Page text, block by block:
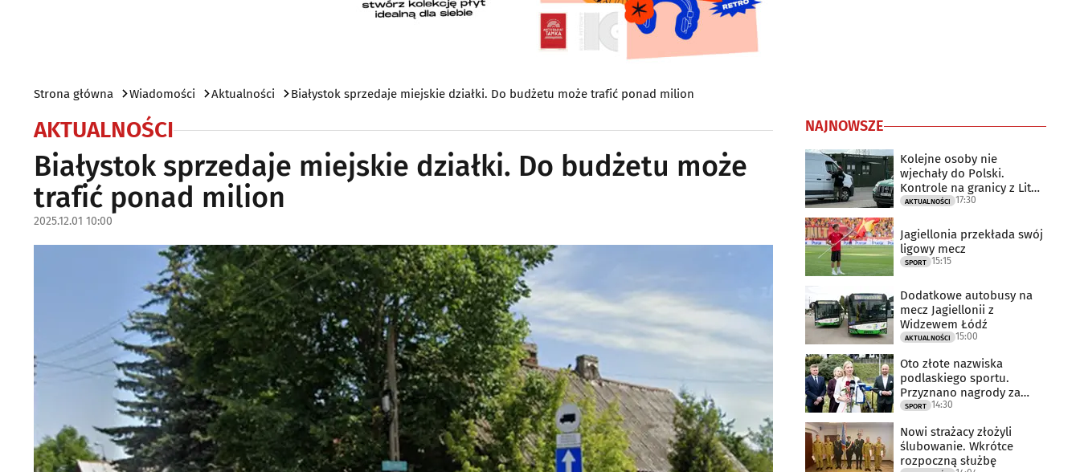
Strona główna Wiadomości Aktualności Białystok sprzedaje miejskie działki. Do budżetu może trafić ponad milion
AKTUALNOŚCI
Białystok sprzedaje miejskie działki. Do budżetu może
trafić ponad milion
2025.12.01 10:00
NAJNOWSZE
Kolejne osoby nie
wjechały do Polski.
Kontrole na granicy z Litwą
trwają
AKTUALNOŚCI 17:30
Jagiellonia przekłada swój
ligowy mecz
SPORT 15:15
Dodatkowe autobusy na
mecz Jagiellonii z
Widzewem Łódź
AKTUALNOŚCI 15:00
Oto złote nazwiska
podlaskiego sportu.
Przyznano nagrody za
2025 rok
SPORT 14:30
Nowi strażacy złożyli
ślubowanie. Wkrótce
rozpoczną służbę